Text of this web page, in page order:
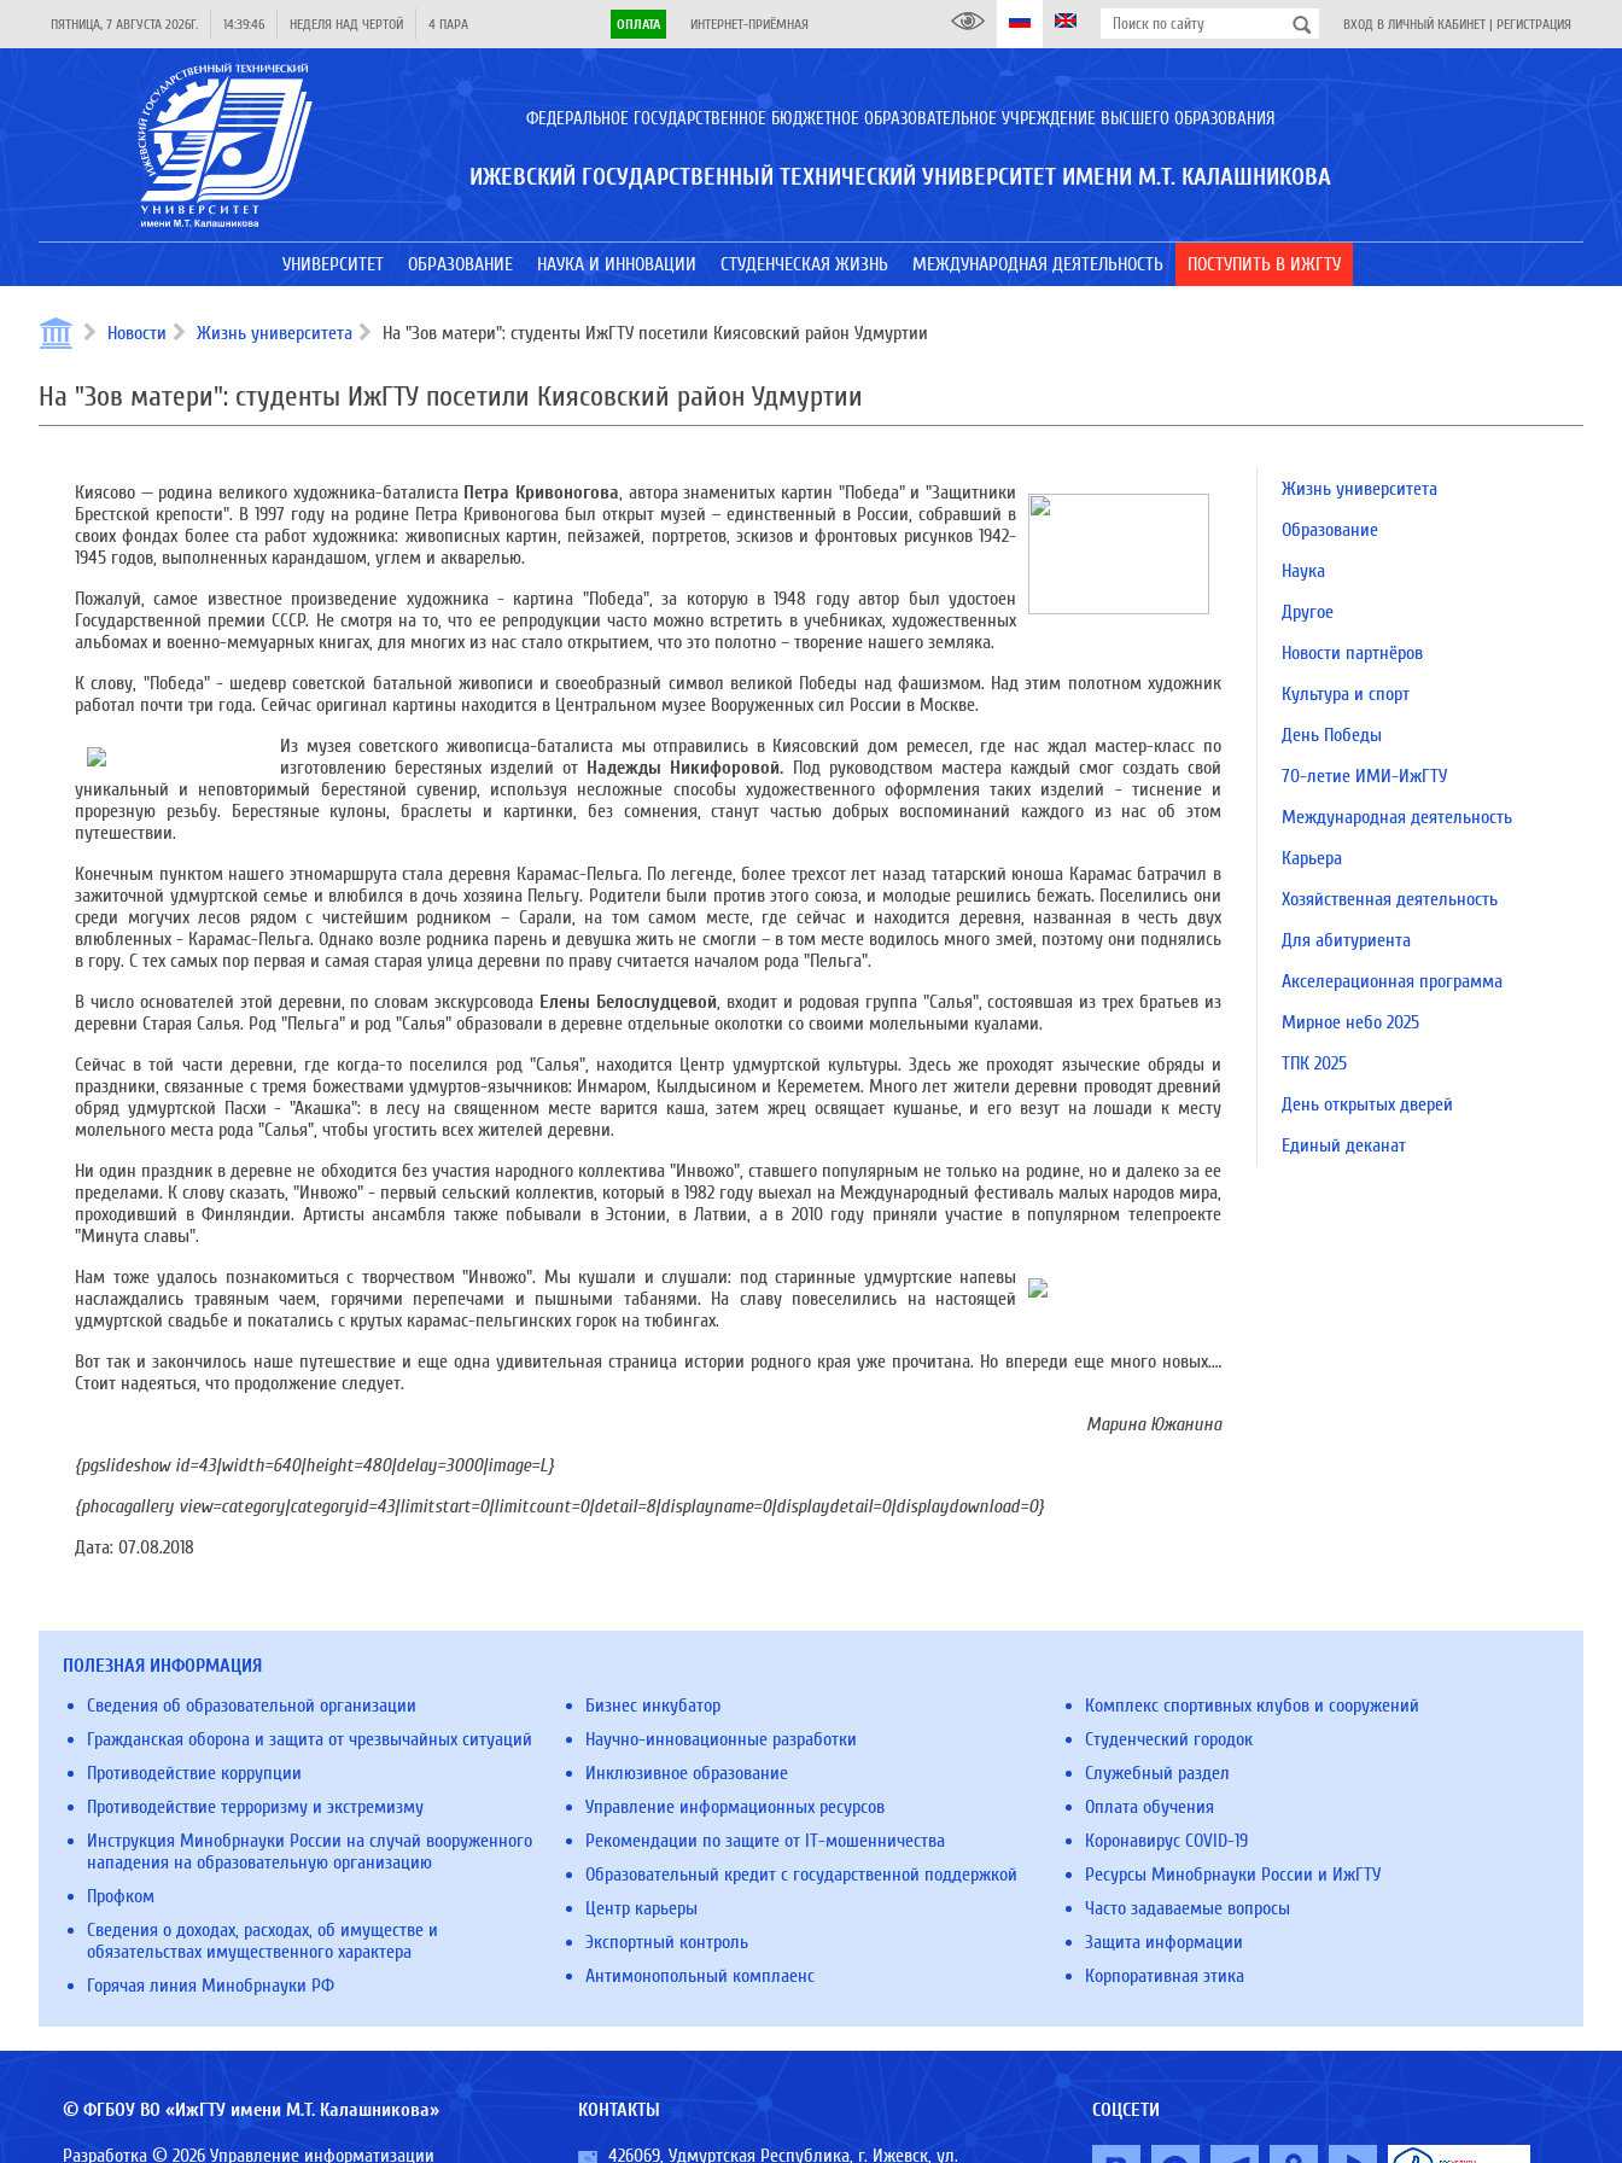
ПЯТНИЦА, 7 АВГУСТА 2026Г. 14:39:47 НЕДЕЛЯ НАД ЧЕРТОЙ 4 ПАРА ОПЛАТА ИНТЕРНЕТ-ПРИЁМНАЯ ВХОД В ЛИЧНЫЙ КАБИНЕТ | РЕГИСТРАЦИЯ
ФЕДЕРАЛЬНОЕ ГОСУДАРСТВЕННОЕ БЮДЖЕТНОЕ ОБРАЗОВАТЕЛЬНОЕ УЧРЕЖДЕНИЕ ВЫСШЕГО ОБРАЗОВАНИЯ
ИЖЕВСКИЙ ГОСУДАРСТВЕННЫЙ ТЕХНИЧЕСКИЙ УНИВЕРСИТЕТ ИМЕНИ М.Т. КАЛАШНИКОВА
УНИВЕРСИТЕТ ОБРАЗОВАНИЕ НАУКА И ИННОВАЦИИ СТУДЕНЧЕСКАЯ ЖИЗНЬ МЕЖДУНАРОДНАЯ ДЕЯТЕЛЬНОСТЬ ПОСТУПИТЬ В ИЖГТУ
Новости Жизнь университета На "Зов матери": студенты ИжГТУ посетили Киясовский район Удмуртии
На "Зов матери": студенты ИжГТУ посетили Киясовский район Удмуртии
Киясово — родина великого художника-баталиста Петра Кривоногова, автора знаменитых картин "Победа" и "Защитники
Брестской крепости". В 1997 году на родине Петра Кривоногова был открыт музей – единственный в России, собравший в
своих фондах более ста работ художника: живописных картин, пейзажей, портретов, эскизов и фронтовых рисунков 1942-
1945 годов, выполненных карандашом, углем и акварелью.
Пожалуй, самое известное произведение художника - картина "Победа", за которую в 1948 году автор был удостоен
Государственной премии СССР. Не смотря на то, что ее репродукции часто можно встретить в учебниках, художественных
альбомах и военно-мемуарных книгах, для многих из нас стало открытием, что это полотно – творение нашего земляка.
К слову, "Победа" - шедевр советской батальной живописи и своеобразный символ великой Победы над фашизмом. Над этим полотном художник
работал почти три года. Сейчас оригинал картины находится в Центральном музее Вооруженных сил России в Москве.
Из музея советского живописца-баталиста мы отправились в Киясовский дом ремесел, где нас ждал мастер-класс по
изготовлению берестяных изделий от Надежды Никифоровой. Под руководством мастера каждый смог создать свой
уникальный и неповторимый берестяной сувенир, используя несложные способы художественного оформления таких изделий - тиснение и
прорезную резьбу. Берестяные кулоны, браслеты и картинки, без сомнения, станут частью добрых воспоминаний каждого из нас об этом
путешествии.
Конечным пунктом нашего этномаршрута стала деревня Карамас-Пельга. По легенде, более трехсот лет назад татарский юноша Карамас батрачил в
зажиточной удмуртской семье и влюбился в дочь хозяина Пельгу. Родители были против этого союза, и молодые решились бежать. Поселились они
среди могучих лесов рядом с чистейшим родником – Сарали, на том самом месте, где сейчас и находится деревня, названная в честь двух
влюбленных - Карамас-Пельга. Однако возле родника парень и девушка жить не смогли – в том месте водилось много змей, поэтому они поднялись
в гору. С тех самых пор первая и самая старая улица деревни по праву считается началом рода "Пельга".
В число основателей этой деревни, по словам экскурсовода Елены Белослудцевой, входит и родовая группа "Салья", состоявшая из трех братьев из
деревни Старая Салья. Род "Пельга" и род "Салья" образовали в деревне отдельные околотки со своими молельными куалами.
Сейчас в той части деревни, где когда-то поселился род "Салья", находится Центр удмуртской культуры. Здесь же проходят языческие обряды и
праздники, связанные с тремя божествами удмуртов-язычников: Инмаром, Кылдысином и Кереметем. Много лет жители деревни проводят древний
обряд удмуртской Пасхи -"Акашка": в лесу на священном месте варится каша, затем жрец освящает кушанье, и его везут на лошади к месту
молельного места рода "Салья", чтобы угостить всех жителей деревни.
Ни один праздник в деревне не обходится без участия народного коллектива "Инвожо", ставшего популярным не только на родине, но и далеко за ее
пределами. К слову сказать, "Инвожо" - первый сельский коллектив, который в 1982 году выехал на Международный фестиваль малых народов мира,
проходивший в Финляндии. Артисты ансамбля также побывали в Эстонии, в Латвии, а в 2010 году приняли участие в популярном телепроекте
"Минута славы".
Нам тоже удалось познакомиться с творчеством "Инвожо". Мы кушали и слушали: под старинные удмуртские напевы
наслаждались травяным чаем, горячими перепечами и пышными табанями. На славу повеселились на настоящей
удмуртской свадьбе и покатались с крутых карамас-пельгинских горок на тюбингах.
Вот так и закончилось наше путешествие и еще одна удивительная страница истории родного края уже прочитана. Но впереди еще много новых.…
Стоит надеяться, что продолжение следует.
Марина Южанина
{pgslideshow id=43|width=640|height=480|delay=3000|image=L}
{phocagallery view=category|categoryid=43|limitstart=0|limitcount=0|detail=8|displayname=0|displaydetail=0|displaydownload=0}
Дата: 07.08.2018
Жизнь университета
Образование
Наука
Другое
Новости партнёров
Культура и спорт
День Победы
70-летие ИМИ-ИжГТУ
Международная деятельность
Карьера
Хозяйственная деятельность
Для абитуриента
Акселерационная программа
Мирное небо 2025
ТПК 2025
День открытых дверей
Единый деканат
ПОЛЕЗНАЯ ИНФОРМАЦИЯ
Сведения об образовательной организации
Гражданская оборона и защита от чрезвычайных ситуаций
Противодействие коррупции
Противодействие терроризму и экстремизму
Инструкция Минобрнауки России на случай вооруженного
нападения на образовательную организацию
Профком
Сведения о доходах, расходах, об имуществе и
обязательствах имущественного характера
Горячая линия Минобрнауки РФ
Бизнес инкубатор
Научно-инновационные разработки
Инклюзивное образование
Управление информационных ресурсов
Рекомендации по защите от IT-мошенничества
Образовательный кредит с государственной поддержкой
Центр карьеры
Экспортный контроль
Антимонопольный комплаенс
Комплекс спортивных клубов и сооружений
Студенческий городок
Служебный раздел
Оплата обучения
Коронавирус COVID-19
Ресурсы Минобрнауки России и ИжГТУ
Часто задаваемые вопросы
Защита информации
Корпоративная этика
© ФГБОУ ВО «ИжГТУ имени М.Т. Калашникова»
Разработка © 2026 Управление информатизации
КОНТАКТЫ
426069, Удмуртская Республика, г. Ижевск, ул.
СОЦСЕТИ